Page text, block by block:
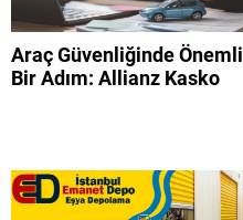
Araç Güvenliğinde Önemli
Bir Adım: Allianz Kasko